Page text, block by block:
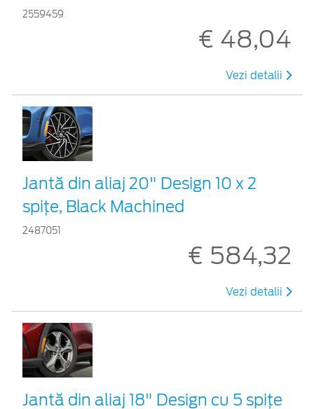
2559459
€ 48,04
Vezi detalii
Jantă din aliaj 20" Design 10 x 2
spiţe, Black Machined
2487051
€ 584,32
Vezi detalii
Jantă din aliaj 18" Design cu 5 spițe